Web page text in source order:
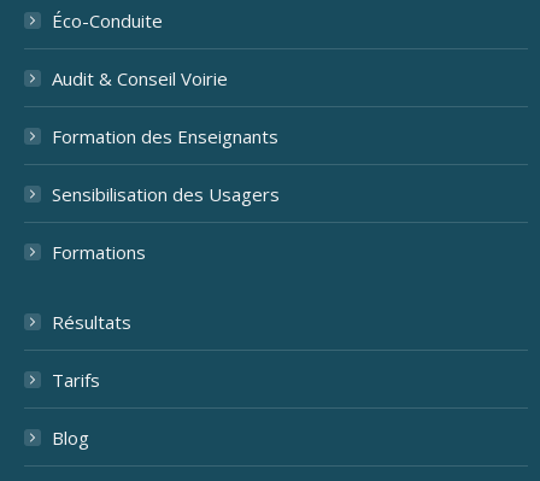
Éco-Conduite
Audit & Conseil Voirie
Formation des Enseignants
Sensibilisation des Usagers
Formations
Résultats
Tarifs
Blog